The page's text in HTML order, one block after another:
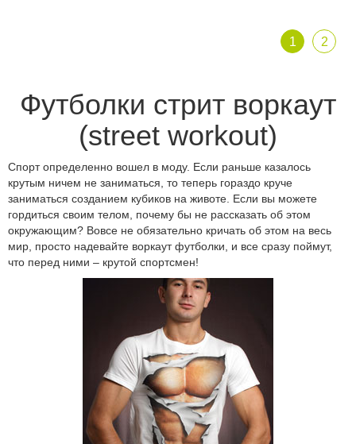
1 2
Футболки стрит воркаут
(street workout)
Спорт определенно вошел в моду. Если раньше казалось
крутым ничем не заниматься, то теперь гораздо круче
заниматься созданием кубиков на животе. Если вы можете
гордиться своим телом, почему бы не рассказать об этом
окружающим? Вовсе не обязательно кричать об этом на весь
мир, просто надевайте воркаут футболки, и все сразу поймут,
что перед ними – крутой спортсмен!